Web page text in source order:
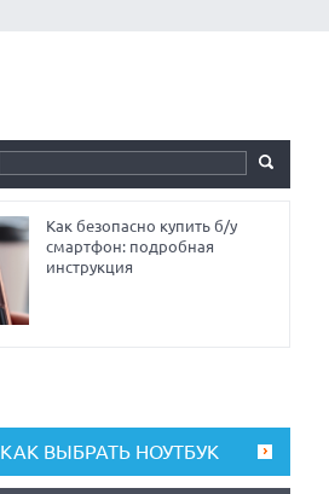
Как безопасно купить б/у
смартфон: подробная
инструкция
КАК ВЫБРАТЬ НОУТБУК